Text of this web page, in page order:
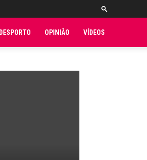
DESPORTO OPINIÃO VÍDEOS